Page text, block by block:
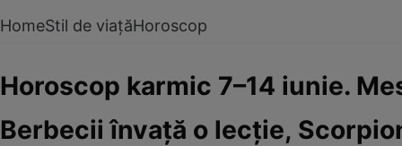
HomeStil de viațăHoroscop
Horoscop karmic 7–14 iunie.
Berbecii învață o lecție,